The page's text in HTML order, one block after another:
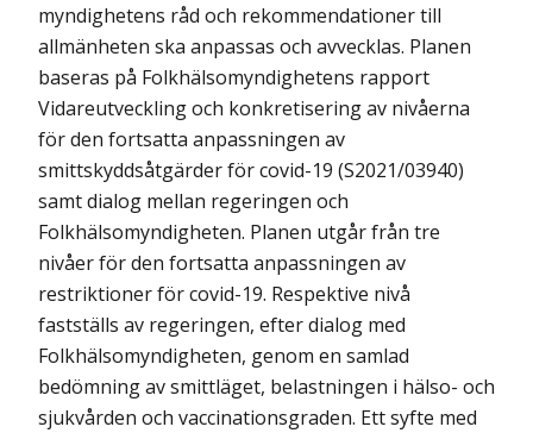
myndighetens råd och rekommen­dationer till
allmänheten ska anpassas och avvecklas. Planen
baseras på Folkhälsomyndighetens rapport
Vidareutveckling och konkretisering av nivåerna
för den fortsatta anpassningen av
smittskyddsåtgärder för covid-19 (S2021/03940)
samt dialog mellan regeringen och
Folkhälsomyndigheten. Planen utgår från tre
nivåer för den fortsatta anpassningen av
restriktioner för covid-19. Respektive nivå
fastställs av regeringen, efter dialog med
Folkhälsomyndigheten, genom en samlad
bedömning av smittläget, belast­ningen i hälso- och
sjukvården och vaccinationsgraden. Ett syfte med